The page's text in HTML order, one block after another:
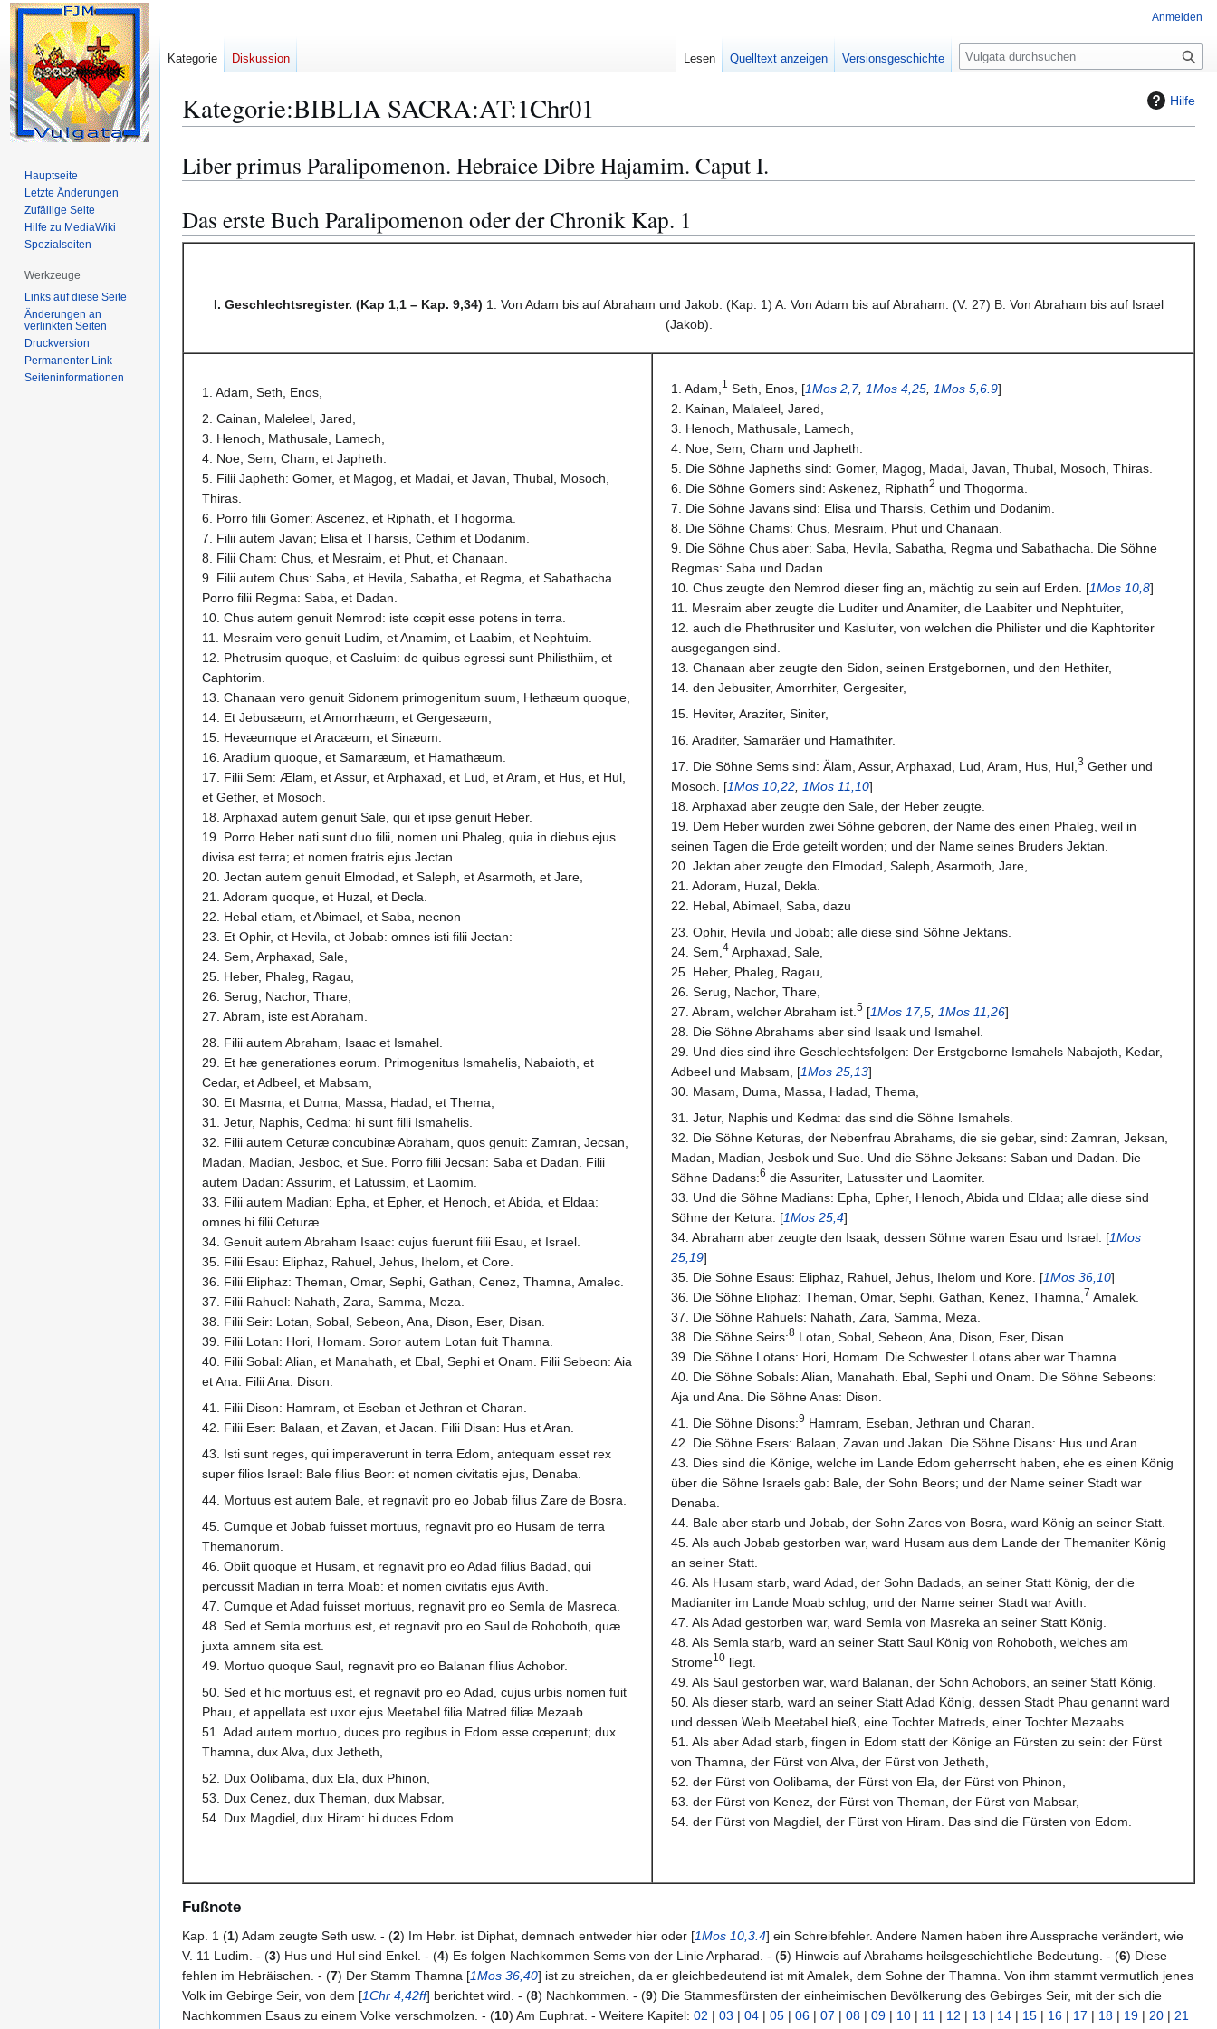
Hilfe
Kategorie:BIBLIA SACRA:AT:1Chr01
Zur
Navigation
Zur
Suche
Liber primus Paralipomenon. Hebraice Dibre Hajamim. Caput I.
Das erste Buch Paralipomenon oder der Chronik Kap. 1
I. Geschlechtsregister. (Kap 1,1 – Kap. 9,34) 1. Von Adam bis auf Abraham und Jakob. (Kap. 1) A. Von Adam bis auf Abraham. (V. 27) B. Von Abraham bis auf Israel
(Jakob).
1. Adam, Seth, Enos,
2. Cainan, Maleleel, Jared,
3. Henoch, Mathusale, Lamech,
4. Noe, Sem, Cham, et Japheth.
5. Filii Japheth: Gomer, et Magog, et Madai, et Javan, Thubal, Mosoch,
Thiras.
6. Porro filii Gomer: Ascenez, et Riphath, et Thogorma.
7. Filii autem Javan; Elisa et Tharsis, Cethim et Dodanim.
8. Filii Cham: Chus, et Mesraim, et Phut, et Chanaan.
9. Filii autem Chus: Saba, et Hevila, Sabatha, et Regma, et Sabathacha.
Porro filii Regma: Saba, et Dadan.
10. Chus autem genuit Nemrod: iste cœpit esse potens in terra.
11. Mesraim vero genuit Ludim, et Anamim, et Laabim, et Nephtuim.
12. Phetrusim quoque, et Casluim: de quibus egressi sunt Philisthiim, et
Caphtorim.
13. Chanaan vero genuit Sidonem primogenitum suum, Hethæum quoque,
14. Et Jebusæum, et Amorrhæum, et Gergesæum,
15. Hevæumque et Aracæum, et Sinæum.
16. Aradium quoque, et Samaræum, et Hamathæum.
17. Filii Sem: Ælam, et Assur, et Arphaxad, et Lud, et Aram, et Hus, et Hul,
et Gether, et Mosoch.
18. Arphaxad autem genuit Sale, qui et ipse genuit Heber.
19. Porro Heber nati sunt duo filii, nomen uni Phaleg, quia in diebus ejus
divisa est terra; et nomen fratris ejus Jectan.
20. Jectan autem genuit Elmodad, et Saleph, et Asarmoth, et Jare,
21. Adoram quoque, et Huzal, et Decla.
22. Hebal etiam, et Abimael, et Saba, necnon
23. Et Ophir, et Hevila, et Jobab: omnes isti filii Jectan:
24. Sem, Arphaxad, Sale,
25. Heber, Phaleg, Ragau,
26. Serug, Nachor, Thare,
27. Abram, iste est Abraham.
28. Filii autem Abraham, Isaac et Ismahel.
29. Et hæ generationes eorum. Primogenitus Ismahelis, Nabaioth, et
Cedar, et Adbeel, et Mabsam,
30. Et Masma, et Duma, Massa, Hadad, et Thema,
31. Jetur, Naphis, Cedma: hi sunt filii Ismahelis.
32. Filii autem Ceturæ concubinæ Abraham, quos genuit: Zamran, Jecsan,
Madan, Madian, Jesboc, et Sue. Porro filii Jecsan: Saba et Dadan. Filii
autem Dadan: Assurim, et Latussim, et Laomim.
33. Filii autem Madian: Epha, et Epher, et Henoch, et Abida, et Eldaa:
omnes hi filii Ceturæ.
34. Genuit autem Abraham Isaac: cujus fuerunt filii Esau, et Israel.
35. Filii Esau: Eliphaz, Rahuel, Jehus, Ihelom, et Core.
36. Filii Eliphaz: Theman, Omar, Sephi, Gathan, Cenez, Thamna, Amalec.
37. Filii Rahuel: Nahath, Zara, Samma, Meza.
38. Filii Seir: Lotan, Sobal, Sebeon, Ana, Dison, Eser, Disan.
39. Filii Lotan: Hori, Homam. Soror autem Lotan fuit Thamna.
40. Filii Sobal: Alian, et Manahath, et Ebal, Sephi et Onam. Filii Sebeon: Aia
et Ana. Filii Ana: Dison.
41. Filii Dison: Hamram, et Eseban et Jethran et Charan.
42. Filii Eser: Balaan, et Zavan, et Jacan. Filii Disan: Hus et Aran.
43. Isti sunt reges, qui imperaverunt in terra Edom, antequam esset rex
super filios Israel: Bale filius Beor: et nomen civitatis ejus, Denaba.
44. Mortuus est autem Bale, et regnavit pro eo Jobab filius Zare de Bosra.
45. Cumque et Jobab fuisset mortuus, regnavit pro eo Husam de terra
Themanorum.
46. Obiit quoque et Husam, et regnavit pro eo Adad filius Badad, qui
percussit Madian in terra Moab: et nomen civitatis ejus Avith.
47. Cumque et Adad fuisset mortuus, regnavit pro eo Semla de Masreca.
48. Sed et Semla mortuus est, et regnavit pro eo Saul de Rohoboth, quæ
juxta amnem sita est.
49. Mortuo quoque Saul, regnavit pro eo Balanan filius Achobor.
50. Sed et hic mortuus est, et regnavit pro eo Adad, cujus urbis nomen fuit
Phau, et appellata est uxor ejus Meetabel filia Matred filiæ Mezaab.
51. Adad autem mortuo, duces pro regibus in Edom esse cœperunt; dux
Thamna, dux Alva, dux Jetheth,
52. Dux Oolibama, dux Ela, dux Phinon,
53. Dux Cenez, dux Theman, dux Mabsar,
54. Dux Magdiel, dux Hiram: hi duces Edom.
1. Adam, 1 Seth, Enos, [1Mos 2,7, 1Mos 4,25 1Mos 5,6.9]
2. Kainan, Malaleel, Jared,
3. Henoch, Mathusale, Lamech,
4. Noe, Sem, Cham und Japheth.
5. Die Söhne Japheths sind: Gomer, Magog, Madai, Javan, Thubal, Mosoch, Thiras.
6. Die Söhne Gomers sind: Askenez, Riphath2 und Thogorma.
7. Die Söhne Javans sind: Elisa und Tharsis, Cethim und Dodanim.
8. Die Söhne Chams: Chus, Mesraim, Phut und Chanaan.
9. Die Söhne Chus aber: Saba, Hevila, Sabatha, Regma und Sabathacha. Die Söhne
Regmas: Saba und Dadan.
10. Chus zeugte den Nemrod dieser fing an, mächtig zu sein auf Erden. [1Mos 10,8]
11. Mesraim aber zeugte die Luditer und Anamiter, die Laabiter und Nephtuiter,
12. auch die Phethrusiter und Kasluiter, von welchen die Philister und die Kaphtoriter
ausgegangen sind.
13. Chanaan aber zeugte den Sidon, seinen Erstgebornen, und den Hethiter,
14. den Jebusiter, Amorrhiter, Gergesiter,
15. Heviter, Araziter, Siniter,
16. Araditer, Samaräer und Hamathiter.
17. Die Söhne Sems sind: Älam, Assur, Arphaxad, Lud, Aram, Hus, Hul, 3 Gether und
Mosoch. [1Mos 10,22 1Mos 11,10]
18. Arphaxad aber zeugte den Sale, der Heber zeugte.
19. Dem Heber wurden zwei Söhne geboren, der Name des einen Phaleg, weil in
seinen Tagen die Erde geteilt worden; und der Name seines Bruders Jektan.
20. Jektan aber zeugte den Elmodad, Saleph, Asarmoth, Jare,
21. Adoram, Huzal, Dekla.
22. Hebal, Abimael, Saba, dazu
23. Ophir, Hevila und Jobab; alle diese sind Söhne Jektans.
24. Sem, 4 Arphaxad, Sale,
25. Heber, Phaleg, Ragau,
26. Serug, Nachor, Thare,
27. Abram, welcher Abraham ist. 5 [1Mos 17,5 1Mos 11,26]
28. Die Söhne Abrahams aber sind Isaak und Ismahel.
29. Und dies sind ihre Geschlechtsfolgen: Der Erstgeborne Ismahels Nabajoth, Kedar,
Adbeel und Mabsam, [1Mos 25,13]
30. Masam, Duma, Massa, Hadad, Thema,
31. Jetur, Naphis und Kedma: das sind die Söhne Ismahels.
32. Die Söhne Keturas, der Nebenfrau Abrahams, die sie gebar, sind: Zamran, Jeksan,
Madan, Madian, Jesbok und Sue. Und die Söhne Jeksans: Saban und Dadan. Die
Söhne Dadans:6 die Assuriter, Latussiter und Laomiter.
33. Und die Söhne Madians: Epha, Epher, Henoch, Abida und Eldaa; alle diese sind
Söhne der Ketura. [1Mos 25,4]
34. Abraham aber zeugte den Isaak; dessen Söhne waren Esau und Israel. [1Mos
25,19]
35. Die Söhne Esaus: Eliphaz, Rahuel, Jehus, Ihelom und Kore. [1Mos 36,10]
36. Die Söhne Eliphaz: Theman, Omar, Sephi, Gathan, Kenez, Thamna, 7 Amalek.
37. Die Söhne Rahuels: Nahath, Zara, Samma, Meza.
38. Die Söhne Seirs:8 Lotan, Sobal, Sebeon, Ana, Dison, Eser, Disan.
39. Die Söhne Lotans: Hori, Homam. Die Schwester Lotans aber war Thamna.
40. Die Söhne Sobals: Alian, Manahath. Ebal, Sephi und Onam. Die Söhne Sebeons:
Aja und Ana. Die Söhne Anas: Dison.
41. Die Söhne Disons:9 Hamram, Eseban, Jethran und Charan.
42. Die Söhne Esers: Balaan, Zavan und Jakan. Die Söhne Disans: Hus und Aran.
43. Dies sind die Könige, welche im Lande Edom geherrscht haben, ehe es einen König
über die Söhne Israels gab: Bale, der Sohn Beors; und der Name seiner Stadt war
Denaba.
44. Bale aber starb und Jobab, der Sohn Zares von Bosra, ward König an seiner Statt.
45. Als auch Jobab gestorben war, ward Husam aus dem Lande der Themaniter König
an seiner Statt.
46. Als Husam starb, ward Adad, der Sohn Badads, an seiner Statt König, der die
Madianiter im Lande Moab schlug; und der Name seiner Stadt war Avith.
47. Als Adad gestorben war, ward Semla von Masreka an seiner Statt König.
48. Als Semla starb, ward an seiner Statt Saul König von Rohoboth, welches am
Strome10 liegt.
49. Als Saul gestorben war, ward Balanan, der Sohn Achobors, an seiner Statt König.
50. Als dieser starb, ward an seiner Statt Adad König, dessen Stadt Phau genannt ward
und dessen Weib Meetabel hieß, eine Tochter Matreds, einer Tochter Mezaabs.
51. Als aber Adad starb, fingen in Edom statt der Könige an Fürsten zu sein: der Fürst
von Thamna, der Fürst von Alva, der Fürst von Jetheth,
52. der Fürst von Oolibama, der Fürst von Ela, der Fürst von Phinon,
53. der Fürst von Kenez, der Fürst von Theman, der Fürst von Mabsar,
54. der Fürst von Magdiel, der Fürst von Hiram. Das sind die Fürsten von Edom.
Fußnote
Kap. 1 (1) Adam zeugte Seth usw. - (2) Im Hebr. ist Diphat, demnach entweder hier oder [1Mos 10,3.4] ein Schreibfehler. Andere Namen haben ihre Aussprache verändert, wie
V. 11 Ludim. - (3) Hus und Hul sind Enkel. - (4) Es folgen Nachkommen Sems von der Linie Arpharad. - (5) Hinweis auf Abrahams heilsgeschichtliche Bedeutung. - (6) Diese
fehlen im Hebräischen. - (7) Der Stamm Thamna [1Mos 36,40] ist zu streichen, da er gleichbedeutend ist mit Amalek, dem Sohne der Thamna. Von ihm stammt vermutlich jenes
Volk im Gebirge Seir, von dem [1Chr 4,42ff] berichtet wird. - (8) Nachkommen. - (9) Die Stammesfürsten der einheimischen Bevölkerung des Gebirges Seir, mit der sich die
Nachkommen Esaus zu einem Volke verschmolzen. - (10) Am Euphrat. - Weitere Kapitel: 02 | 03 | 04 | 05 | 06 | 07 | 08 | 09 | 10 | 11 | 12 | 13 | 14 | 15 | 16 | 17 | 18 | 19 | 20 | 21
Anmelden
Kategorie Diskussion Lesen Quelltext anzeigen Versionsgeschichte
S
u
e
Hauptseite
Letzte Änderungen
Zufällige Seite
Hilfe zu MediaWiki
Spezialseiten
Werkzeuge
Links auf diese Seite
Änderungen an
verlinkten Seiten
Druckversion
Permanenter Link
Seiten­­informationen